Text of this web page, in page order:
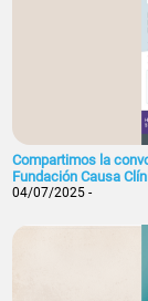
Compartimos la
Fundación Causa
04/07/2025 -